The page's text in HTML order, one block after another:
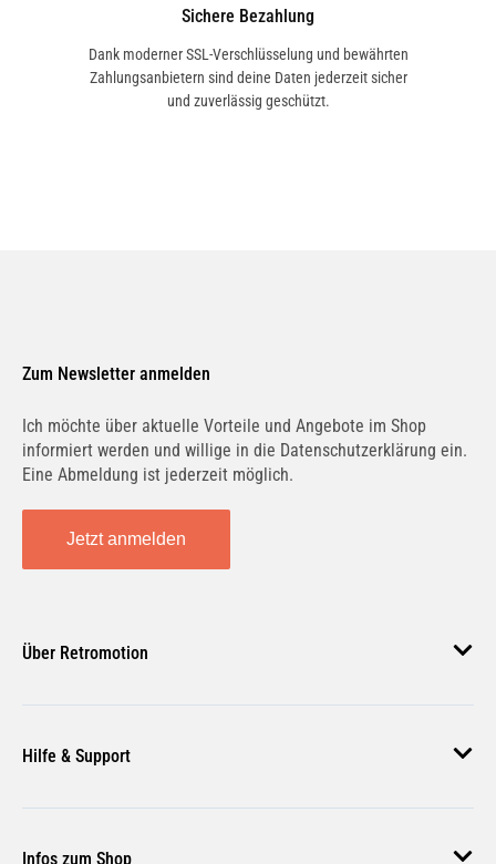
1.6 16V (FW03, FW09, FW0D, FW0U, FW0W,
FW13) | 78 KW / 106 PS | ab 02/2008
Z.E. (FW0Z, FW1Z) | 44 KW / 60 PS | ab 10/2011
Sichere Bezahlung
Dank moderner SSL-Verschlüsselung und bewährten
Zahlungsanbietern sind deine Daten jederzeit sicher
und zuverlässig geschützt.
Zum Newsletter anmelden
Ich möchte über aktuelle Vorteile und Angebote im Shop
informiert werden und willige in die Datenschutzerklärung ein.
Eine Abmeldung ist jederzeit möglich.
Jetzt anmelden
Über Retromotion
Unsere Jobs
Magazin
Hilfe & Support
Infos zum Shop